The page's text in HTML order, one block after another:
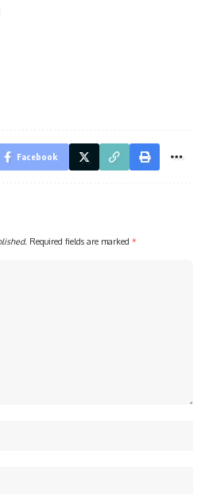
Facebook
Required fields are marked *